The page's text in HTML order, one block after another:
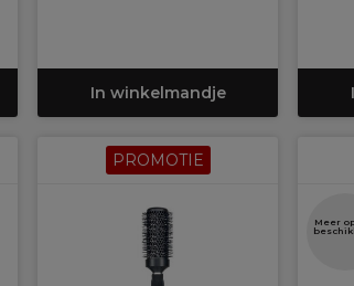
In winkelmandje
PROMOTIE
Meer